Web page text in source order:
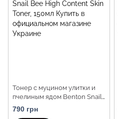
Тонер с муцином улитки и
пчелиным ядом Benton Snail
Bee High Content Skin Toner,
150мл
790 грн